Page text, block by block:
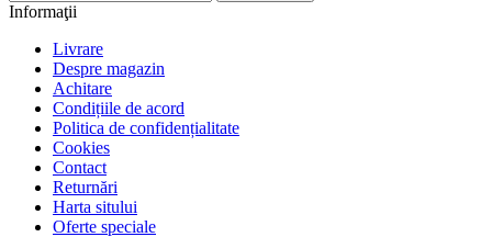
Informaţii
Livrare
Despre magazin
Achitare
Condițiile de acord
Politica de confidențialitate
Cookies
Contact
Returnări
Harta sitului
Oferte speciale